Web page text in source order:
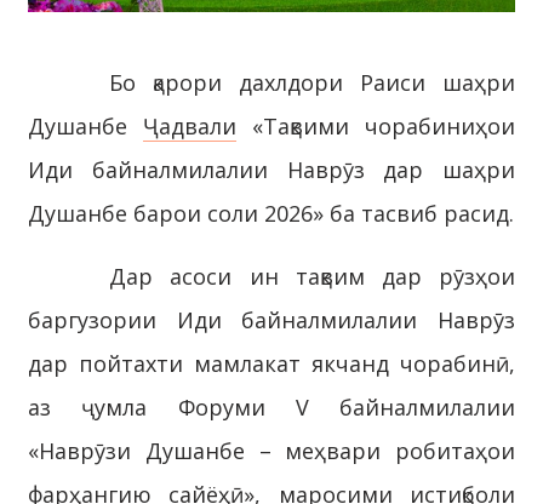
Бо қарори дахлдори Раиси шаҳри
Душанбе Ҷадвали «Тақвими чорабиниҳои
Иди байналмилалии Наврӯз дар шаҳри
Душанбе барои соли 2026» ба тасвиб расид.
Дар асоси ин тақвим дар рӯзҳои
баргузории Иди байналмилалии Наврӯз
дар пойтахти мамлакат якчанд чорабинӣ,
аз ҷумла Форуми V байналмилалии
«Наврӯзи Душанбе – меҳвари робитаҳои
фарҳангию сайёҳӣ», маросими истиқболи